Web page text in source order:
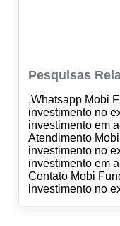
Pesquisas
,Whatsapp Mobi
investimento no
investimento em
Atendimento
investimento no
investimento em
Contato Mobi
investimento no